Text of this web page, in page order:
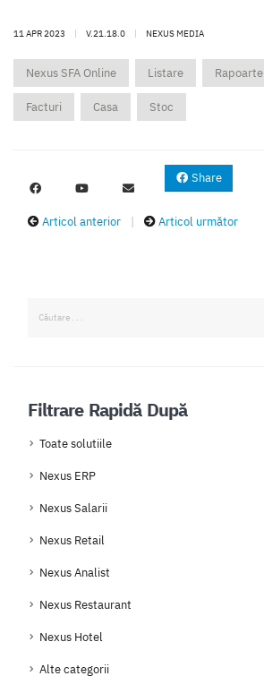
11 APR 2023 | V.21.18.0 | NEXUS MEDIA
Nexus SFA Online Listare Rapoarte
Facturi Casa Stoc
Share
Articol anterior | Articol următor
Filtrare Rapidă După
Toate solutiile
Nexus ERP
Nexus Salarii
Nexus Retail
Nexus Analist
Nexus Restaurant
Nexus Hotel
Alte categorii